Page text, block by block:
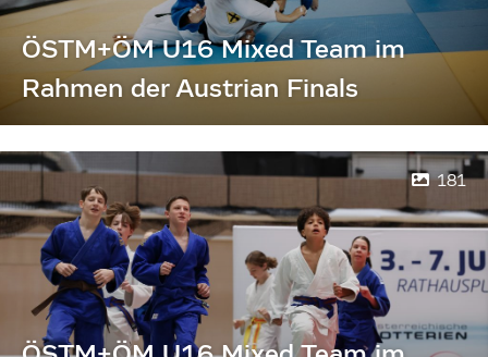
ÖSTM+ÖM U16 Mixed Team im
Rahmen der Austrian Finals
181